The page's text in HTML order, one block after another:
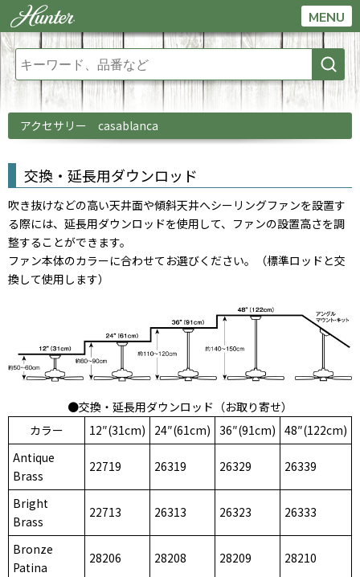
MENU
アクセサリー casablanca
交換・延長用ダウンロッド
吹き抜けなどの高い天井面や傾斜天井へシーリングファンを設置す
る際には、延長用ダウンロッドを使用して、ファンの設置高さを調
整することができます。
ファン本体のカラーに合わせてお選びください。（標準ロッドと交
換して使用します）
●交換・延長用ダウンロッド（お取り寄せ）
カラー
12″(31cm) 24″(61cm) 36″(91cm) 48″(122cm)
Antique
Brass
22719 26319 26329 26339
Bright
Brass
22713 26313 26323 26333
Bronze
Patina
28206 28208 28209 28210